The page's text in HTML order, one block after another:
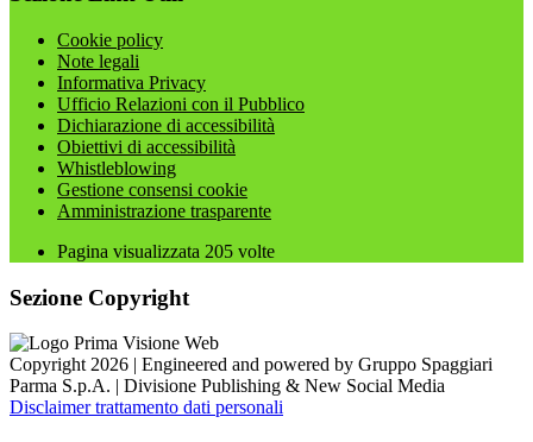
Cookie policy
Note legali
Informativa Privacy
Ufficio Relazioni con il Pubblico
Dichiarazione di accessibilità
Obiettivi di accessibilità
Whistleblowing
Gestione consensi cookie
Amministrazione trasparente
Pagina visualizzata 205 volte
Sezione Copyright
Copyright 2026 | Engineered and powered by Gruppo Spaggiari
Parma S.p.A. | Divisione Publishing & New Social Media
Disclaimer trattamento dati personali